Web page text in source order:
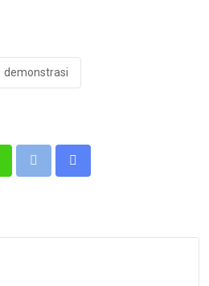
demonstrasi
WhatsappPrint
Share